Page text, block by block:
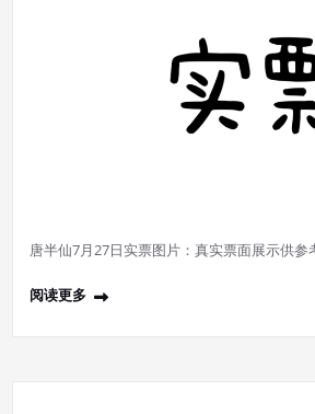
唐半仙7月27日实票图片：真实票面展示供参
阅读更多